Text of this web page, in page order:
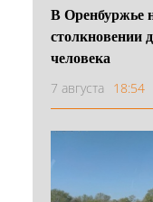
В Оренбуржье
столкновении
человека
7 августа 18:54